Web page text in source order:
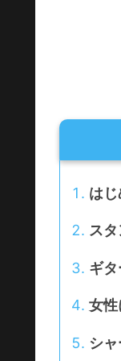
は
ス
ギ
女
シ